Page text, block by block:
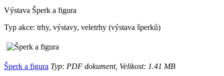
Výstava Šperk a figura
Typ akce: trhy, výstavy, veletrhy (výstava šperků)
Šperk a figura Typ: PDF dokument, Velikost: 1.41 MB